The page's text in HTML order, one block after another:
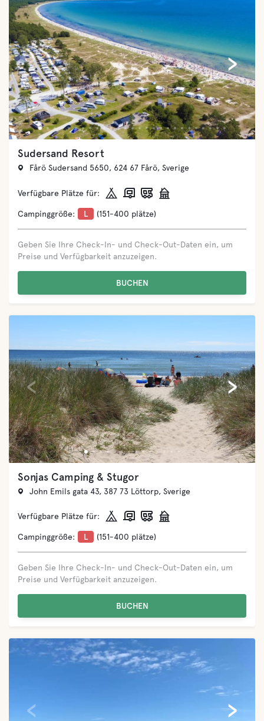
›
‹
Ronneby Havscamping
Torkövägen 52, 372 94 Listerby, Sverige
Verfügbare Plätze für:
Campinggröße: L (151-400 plätze)
Geben Sie Ihre Check-In- und Check-Out-Daten ein, um
Preise und Verfügbarkeit anzuzeigen.
BUCHEN
›
‹
Dragsö Camping & Stugby
Dragsövägen 14, 371 37 Karlskrona, Sverige
Verfügbare Plätze für:
Campinggröße: L (151-400 plätze)
Geben Sie Ihre Check-In- und Check-Out-Daten ein, um
Preise und Verfügbarkeit anzuzeigen.
BUCHEN
›
‹